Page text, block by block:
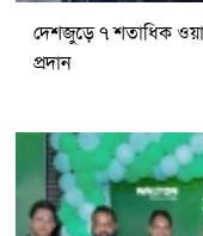
দেশজুড়ে ৭ শতাধিক
প্রদান